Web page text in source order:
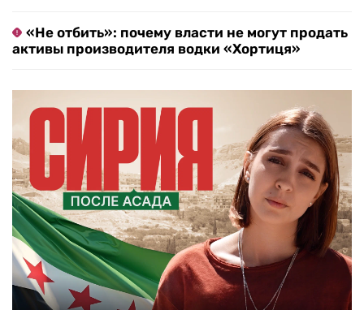
«Не отбить»: почему власти не могут продать
активы производителя водки «Хортиця»